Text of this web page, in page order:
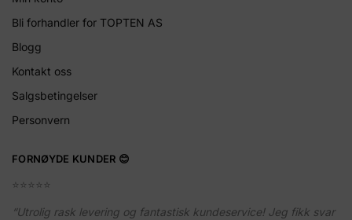
Bli forhandler for TOPTEN AS
Blogg
Kontakt oss
Salgsbetingelser
Personvern
FORNØYDE KUNDER 😊
⭐️⭐️⭐️⭐️⭐️
“Utrolig rask levering og fantastisk kundeservice! Jeg fikk svar